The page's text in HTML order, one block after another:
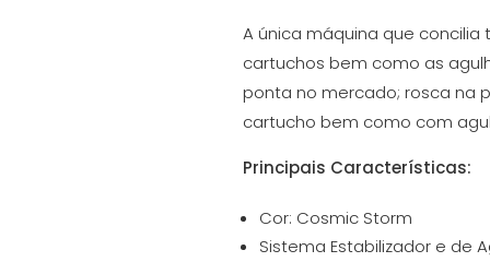
Especial)
A única máquina que concilia
cartuchos bem como as
ponta no mercado; rosca na
cartucho bem como com
Principais Características:
Cor: Cosmic Storm
Sistema Estabilizador e de